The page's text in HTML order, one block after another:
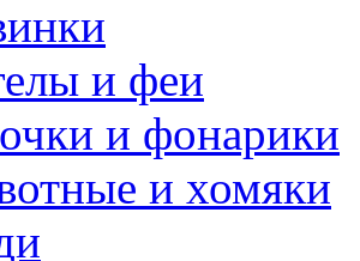
и феи
и фонарики
и хомяки